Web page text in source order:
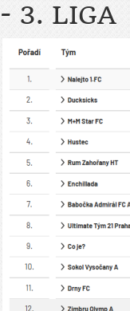
- 3. LIGA